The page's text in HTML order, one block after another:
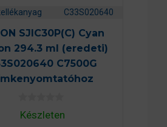
C33S020640
SJIC30P(C) Cyan
294.3 ml (eredeti)
C7500G
0
aKészleten